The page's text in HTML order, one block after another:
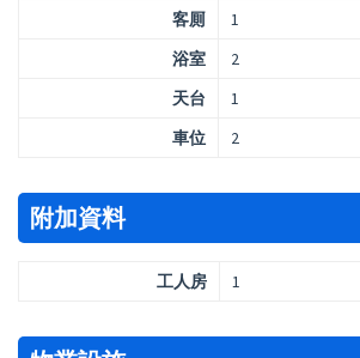
客厠
1
浴室
2
天台
1
車位
2
附加資料
工人房 1